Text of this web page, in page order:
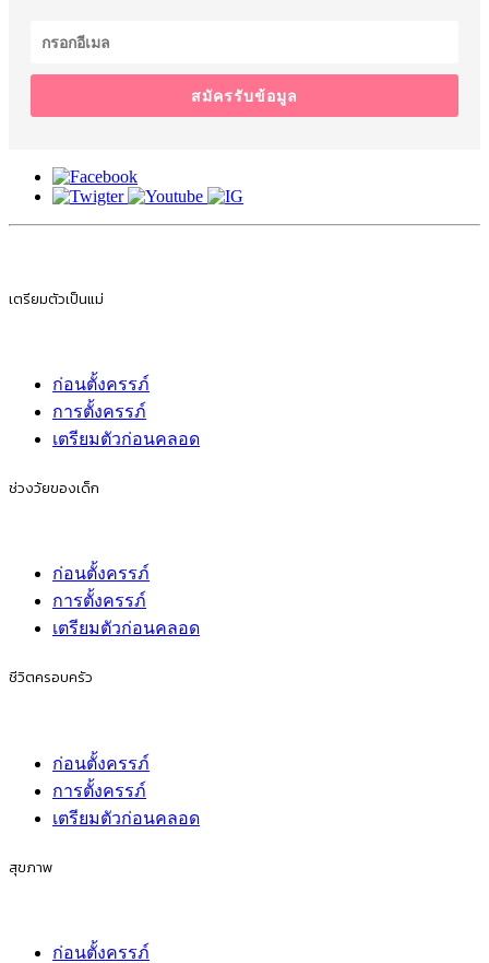
สมัครรับข้อมูล
เตรียมตัวเป็นแม่
ก่อนตั้งครรภ์
การตั้งครรภ์
เตรียมตัวก่อนคลอด
ช่วงวัยของเด็ก
ก่อนตั้งครรภ์
การตั้งครรภ์
เตรียมตัวก่อนคลอด
ชีวิตครอบครัว
ก่อนตั้งครรภ์
การตั้งครรภ์
เตรียมตัวก่อนคลอด
สุขภาพ
ก่อนตั้งครรภ์